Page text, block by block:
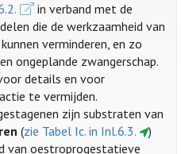
in verband met de
die de werkzaamheid van
verminderen, en zo
ongeplande zwangerschap.
details en voor
te vermijden.
zijn substraten van
(zie Tabel Ic. in Inl.6.3.
)
van oestroprogestatieve